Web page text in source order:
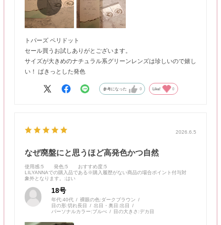
トパーズ ペリドット
セール買うお試しありがとございます。
サイズが大きめのナチュラル系グリーンレンズは珍しいので嬉し
い！ ぱきっとした発色
参考になった 0 Like! 0
2026.6.5
なぜ廃盤にと思うほど高発色かつ自然
使用感:5 発色:5 おすすめ度:5
LILYANNAでの購入品である※購入履歴がない商品の場合ポイント付与対
象外となります。
:はい
18号
年代:40代 裸眼の色:ダークブラウン
目の形:切れ長目 出目・奥目:出目
パーソナルカラー:ブルべ 目の大きさ:デカ目